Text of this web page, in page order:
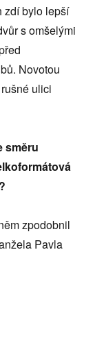
zdí bylo lepší
s omšelými
Novotou
ulici
směru
zpodobnil
Pavla